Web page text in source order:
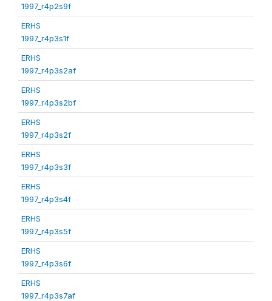
1997_r4p2s9f
ERHS
1997_r4p3s1f
ERHS
1997_r4p3s2af
ERHS
1997_r4p3s2bf
ERHS
1997_r4p3s2f
ERHS
1997_r4p3s3f
ERHS
1997_r4p3s4f
ERHS
1997_r4p3s5f
ERHS
1997_r4p3s6f
ERHS
1997_r4p3s7af